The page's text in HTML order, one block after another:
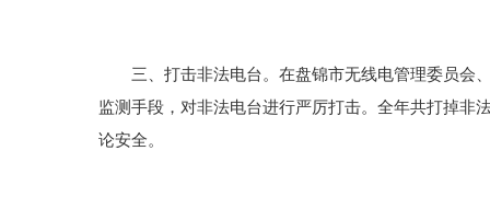
三、打击非法电台。在盘锦市无线电管理委员会、
监测手段，对非法电台进行严厉打击。全年共打掉非
论安全。